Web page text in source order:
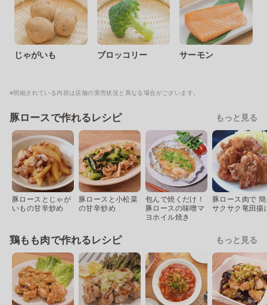
じゃがいも ブロッコリー サーモン
※明細されている内容は店舗の実売状況と異なる場合がございます。
豚ロースで作れるレシピ もっと見る
豚ロースとじゃが
いもの甘辛炒め
豚ロースと小松菜
の甘辛炒め
包んで焼くだけ！
豚ロースの味噌マ
ヨホイル焼き
豚ロース肉で
サクサク竜田揚
鶏もも肉で作れるレシピ もっと見る